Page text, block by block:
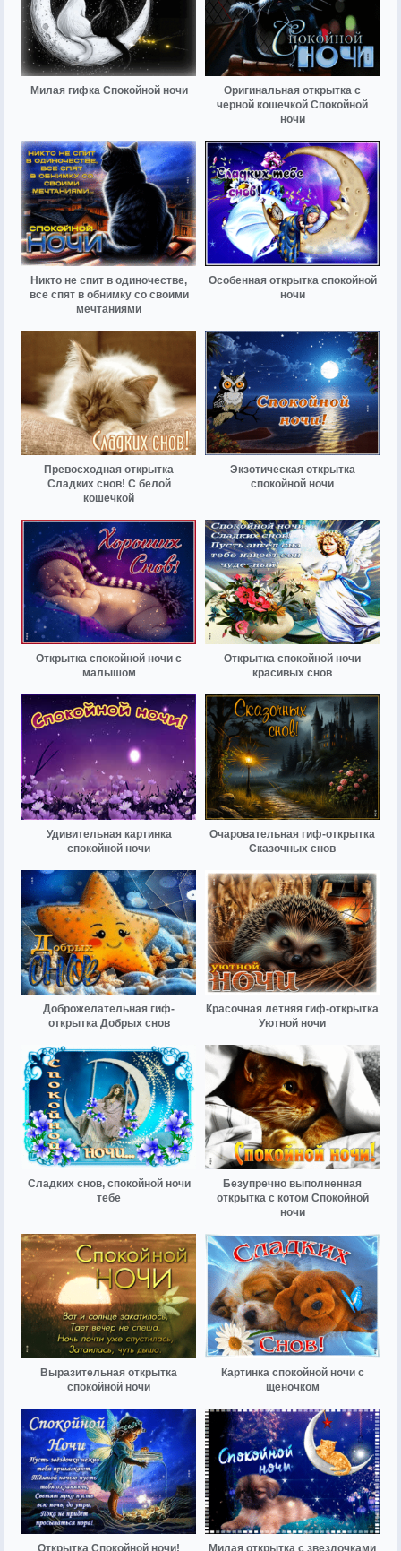
Милая гифка Спокойной ночи
Оригинальная открытка с
черной кошечкой Спокойной
ночи
Никто не спит в одиночестве,
все спят в обнимку со своими
мечтаниями
Особенная открытка спокойной
ночи
Превосходная открытка
Сладких снов! С белой
кошечкой
Экзотическая открытка
спокойной ночи
Открытка спокойной ночи с
малышом
Открытка спокойной ночи
красивых снов
Удивительная картинка
спокойной ночи
Очаровательная гиф-открытка
Сказочных снов
Доброжелательная гиф-
открытка Добрых снов
Красочная летняя гиф-открытка
Уютной ночи
Сладких снов, спокойной ночи
тебе
Безупречно выполненная
открытка с котом Спокойной
ночи
Выразительная открытка
спокойной ночи
Картинка спокойной ночи с
щеночком
Открытка Спокойной ночи! Милая открытка с звездочками